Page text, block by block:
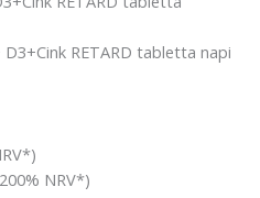
RETARD tabletta napi
NRV*)